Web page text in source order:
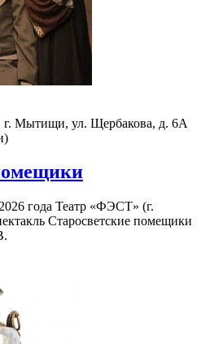
Мытищи, ул. Щербакова, д. 6А
года Театр «ФЭСТ» (г.
Старосветские помещики